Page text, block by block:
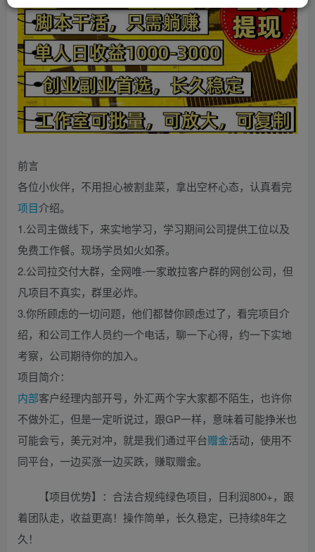
前言
各位小伙伴，不用担心被割韭菜，拿出空杯心态，认真看完
项目介绍。
1.公司主做线下，来实地学习，学习期间公司提供工位以及
免费工作餐。现场学员如火如荼。
2.公司拉交付大群，全网唯-一家敢拉客户群的网创公司，但
凡项目不真实，群里必炸。
3.你所顾虑的一切问题，他们都替你顾虑过了，看完项目介
绍，和公司工作人员约一个电话，聊一下心得，约一下实地
考察，公司期待你的加入。
项目简介：
内部客户经理内部开号，外汇两个字大家都不陌生，也许你
不做外汇，但是一定听说过，跟GP一样，意味着可能挣米也
可能会亏，美元对冲，就是我们通过平台赠金活动，使用不
同平台，一边买涨一边买跌，赚取赠金。
【项目优势】：合法合规纯绿色项目，日利润800+，跟
着团队走，收益更高！操作简单，长久稳定，已持续8年之
久！